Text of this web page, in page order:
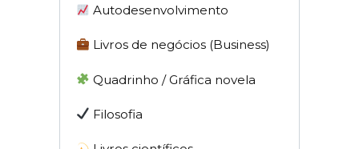
Autodesenvolvimento
Livros de negócios (Business)
Quadrinho / Gráfica novela
Filosofia